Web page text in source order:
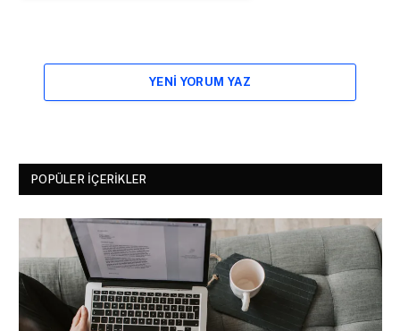
YENI YORUM YAZ
POPÜLER İÇERIKLER